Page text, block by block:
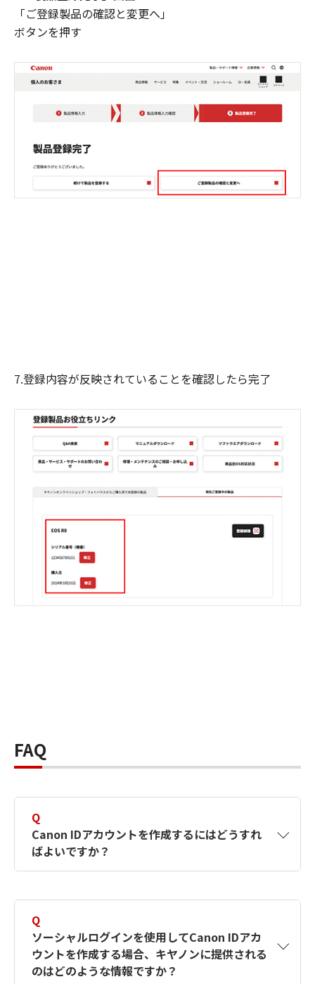
「ご登録製品の確認と変更へ」
ボタンを押す
7.登録内容が反映されていることを確認したら完了
FAQ
Q
Canon IDアカウントを作成するにはどうすれ
ばよいですか？
す。詳しい作成方法は【カメラ】Canon IDとは
何ですか？Canon IDの作成方法は？をご確認く
ださい。
Q
ソーシャルログインを使用してCanon IDアカ
ウントを作成する場合、キヤノンに提供される
のはどのような情報ですか？